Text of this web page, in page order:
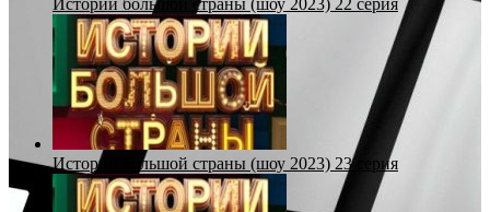
Истории большой страны (шоу 2023) 23 серия